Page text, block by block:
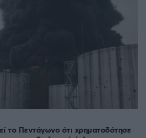
το Πεντάγωνο ότι χρηματοδότησε